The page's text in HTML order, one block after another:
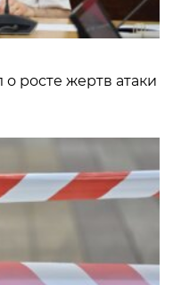
росте жертв атаки